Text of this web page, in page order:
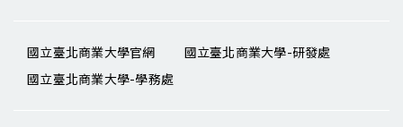
國立臺北商業大學官網
國立臺北商業大學-研發處
國立臺北商業大學-學務處